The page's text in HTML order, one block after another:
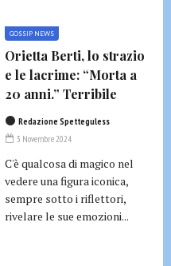
GOSSIP NEWS
Orietta Berti, lo strazio
e le lacrime: “Morta a
20 anni.” Terribile
Redazione Spetteguless
3 Novembre 2024
C'è qualcosa di magico nel
vedere una figura iconica,
sempre sotto i riflettori,
rivelare le sue emozioni...